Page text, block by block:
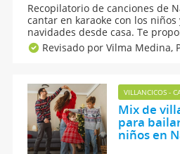
Recopilatorio de canciones de
cantar en karaoke con los
navidades desde casa. Te
clásicos y muy lindos para jugar
cantando Campana sobre
Revisado por Vilma Medina,
VILLANCICOS -
Mix de
para
niños en